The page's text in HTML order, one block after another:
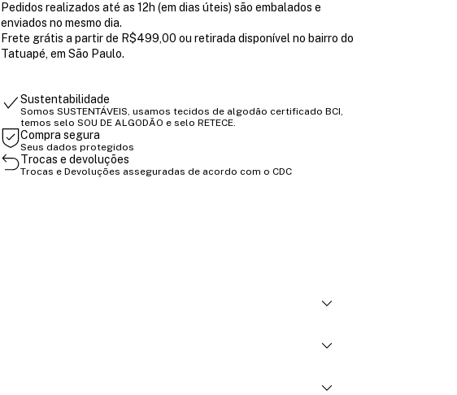
Pedidos realizados até as 12h (em dias úteis) são embalados e
enviados no mesmo dia.
Frete grátis a partir de R$499,00 ou retirada disponível no bairro do
Tatuapé, em São Paulo.
Sustentabilidade
Somos SUSTENTÁVEIS, usamos tecidos de algodão certificado BCI,
temos selo SOU DE ALGODÃO e selo RETECE.
Compra segura
Seus dados protegidos
Trocas e devoluções
Trocas e Devoluções asseguradas de acordo com o CDC